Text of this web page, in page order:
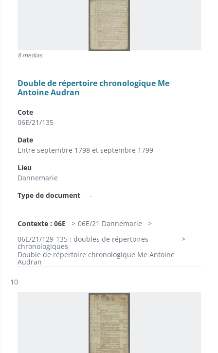
8 medias
Double de répertoire chronologique Me
Antoine Audran
Cote
06E/21/135
Date
Entre septembre 1798 et septembre 1799
Lieu
Dannemarie
Type de document
-
Contexte : 06E
06E/21 Dannemarie
06E/21/129-135 : doubles de répertoires
chronologiques
Double de répertoire chronologique Me Antoine
Audran
Résultat n°
10